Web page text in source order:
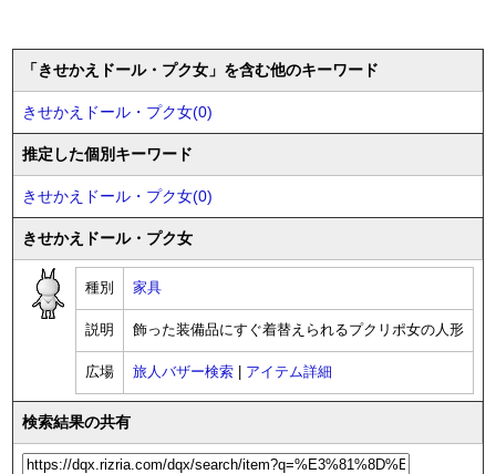
「きせかえドール・プク女」を含む他のキーワード
きせかえドール・プク女(0)
推定した個別キーワード
きせかえドール・プク女(0)
きせかえドール・プク女
種別 家具
説明 飾った装備品にすぐ着替えられるプクリポ女の人形
広場 旅人バザー検索 アイテム詳細
検索結果の共有